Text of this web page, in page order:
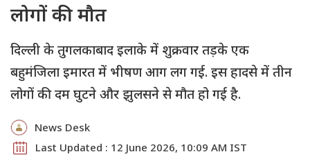
लोगों की मौत
दिल्ली के तुगलकाबाद इलाके में शुक्रवार तड़के एक
बहुमंजिला इमारत में भीषण आग लग गई. इस हादसे में तीन
लोगों की दम घुटने और झुलसने से मौत हो गई है.
News Desk
Last Updated : 12 June 2026, 10:09 AM IST